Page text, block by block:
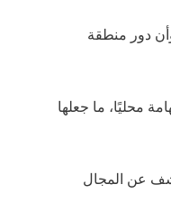
دور منطقة
محليًا، ما جعلها
عن المجال